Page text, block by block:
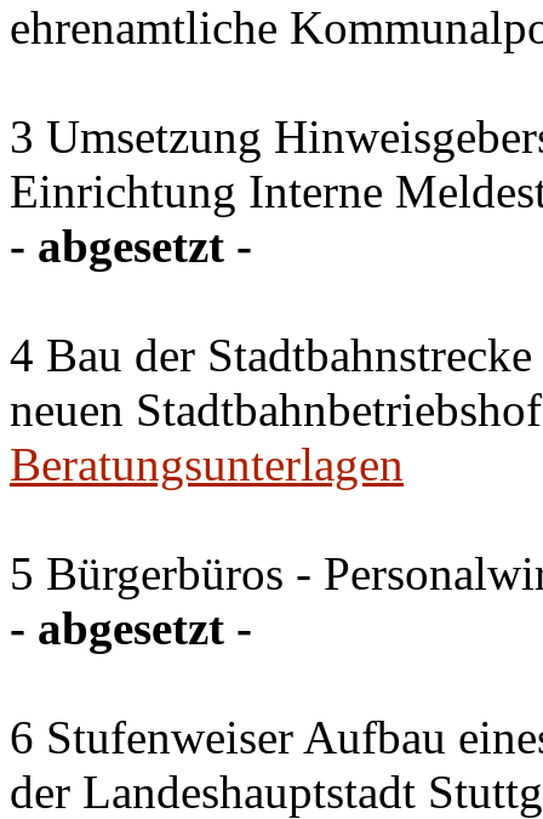
ehrenamtliche
3 Umsetzung
Einrichtung Interne
- abgesetzt -
4 Bau der
neuen
Beratungsunterlagen
5 Bürgerbüros -
- abgesetzt -
6 Stufenweiser Aufbau
der Landeshauptstadt